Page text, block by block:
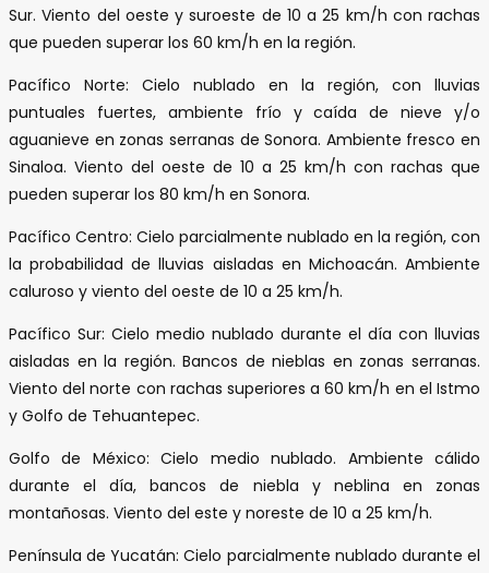
Sur. Viento del oeste y suroeste de 10 a 25 km/h con rachas
que pueden superar los 60 km/h en la región.
Pacífico Norte: Cielo nublado en la región, con lluvias
puntuales fuertes, ambiente frío y caída de nieve y/o
aguanieve en zonas serranas de Sonora. Ambiente fresco en
Sinaloa. Viento del oeste de 10 a 25 km/h con rachas que
pueden superar los 80 km/h en Sonora.
Pacífico Centro: Cielo parcialmente nublado en la región, con
la probabilidad de lluvias aisladas en Michoacán. Ambiente
caluroso y viento del oeste de 10 a 25 km/h.
Pacífico Sur: Cielo medio nublado durante el día con lluvias
aisladas en la región. Bancos de nieblas en zonas serranas.
Viento del norte con rachas superiores a 60 km/h en el Istmo
y Golfo de Tehuantepec.
Golfo de México: Cielo medio nublado. Ambiente cálido
durante el día, bancos de niebla y neblina en zonas
montañosas. Viento del este y noreste de 10 a 25 km/h.
Península de Yucatán: Cielo parcialmente nublado durante el